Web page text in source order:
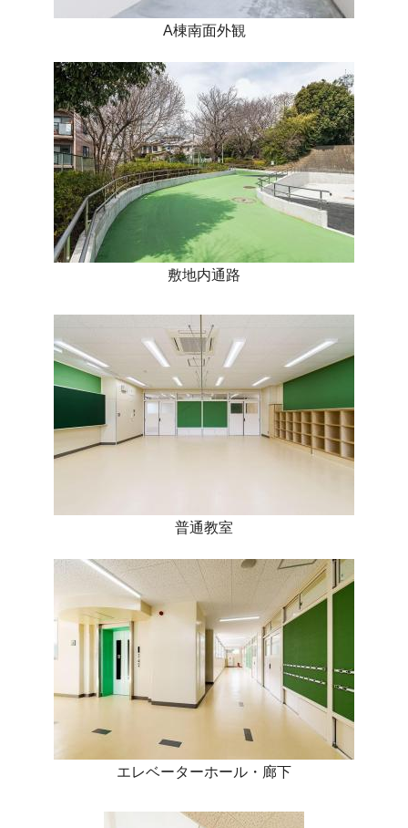
A棟南面外観
敷地内通路
普通教室
エレベーターホール・廊下